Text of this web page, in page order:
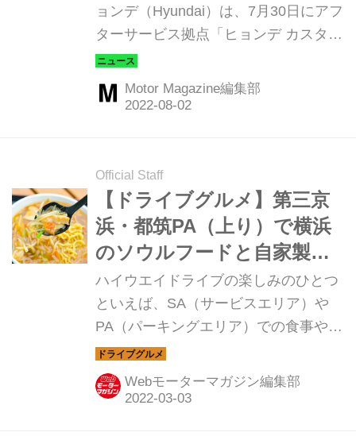
割が存在する
ョンデ（Hyundai）は、7月30日にアフ
ターサービス拠点「ヒョンデ カスタマ
ーエクスペリエンスセンター横浜
（CXC）」をオープンしました。
Motor Magazine編集部
Official Staff
【ドライブグルメ】第三京
浜・都筑PA（上り）で横浜
のソウルフードと自家製パ
ン＆バーガーを味わう
ハイウエイドライブの楽しみのひとつ
といえば、SA（サービスエリア）や
PA（パーキングエリア）での食事やお
みやげ。今回は、第三京浜道路・都筑
PA（上り）のグルメ「サンマー麺」と
「厚切りハムカツバーガー」を紹介し
Webモーターマガジン編集部